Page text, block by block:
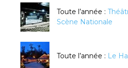
Toute l’année :
Scène Nationale
Toute l’année : Le